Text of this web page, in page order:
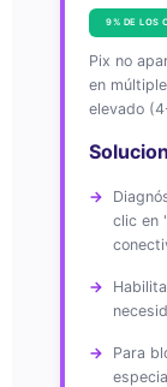
9% DE LOS
Pix no
en
elevado
clic en
Para